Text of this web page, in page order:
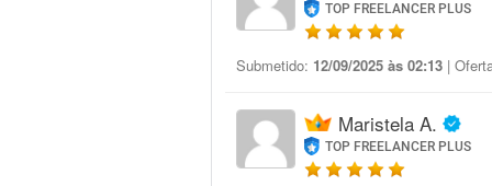
TOP FREELANCER PLUS
Submetido: 12/09/2025 às 02:13 |
Maristela A.
TOP FREELANCER PLUS